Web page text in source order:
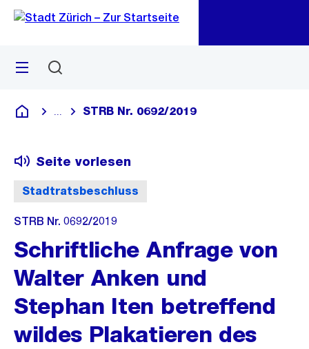
Navigation
Sprunglink
Menü
Deutsch
Blende alle Breadcrumbs ein
STRB Nr. 0692/2019
Stadtratsbeschluss
Seite vorlesen
STRB Nr. 0692/2019
Schriftliche Anfrage von
Walter Anken und
Stephan Iten betreffend
wildes Plakatieren des